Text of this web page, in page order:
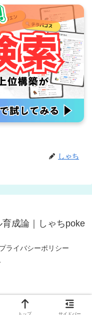
しゃち
育成論｜しゃちpoke
プライバシーポリシー
トップ サイドバー